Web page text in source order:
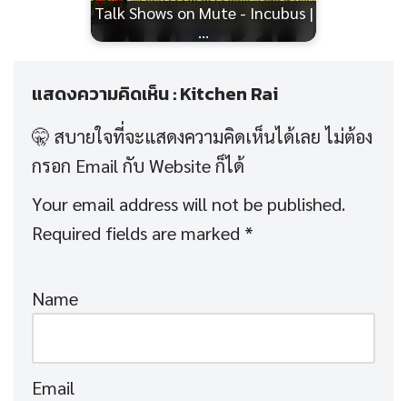
Talk Shows on Mute - Incubus |
…
แสดงความคิดเห็น : Kitchen Rai
Your email address will not be published.
Required fields are marked *
Name
Email